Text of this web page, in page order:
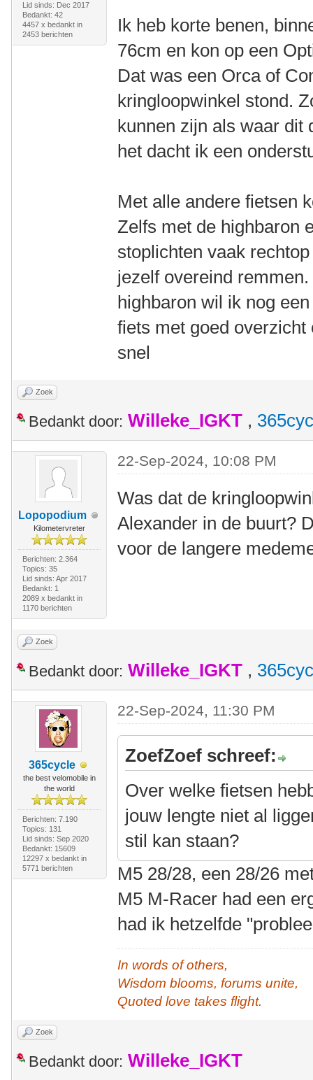
Lid sinds: Dec 2017
Bedankt: 42
4457 x bedankt in
2453 berichten
Ik heb korte benen,
76cm en kon op een
Dat was een Orca of
kringloopwinkel stond.
kunnen zijn als waar dit
het dacht ik een
Met alle andere fietsen
Zelfs met de highbaron
stoplichten vaak
jezelf overeind
highbaron wil ik nog
fiets met goed
snel
Zoek
Bedankt door: Willeke_IGKT ,
Lopopodium
Kilometervreter
Berichten: 2.364
Topics: 35
Lid sinds: Apr 2017
Bedankt: 1
2089 x bedankt in
1170 berichten
22-Sep-2024, 10:08 PM
Was dat de
Alexander in de buurt?
voor de langere
Zoek
Bedankt door: Willeke_IGKT ,
365cycle
the best velomobile in
the world
Berichten: 7.190
Topics: 131
Lid sinds: Sep 2020
Bedankt: 15609
12297 x bedankt in
5771 berichten
22-Sep-2024, 11:30 PM
ZoefZoef schreef:
Over welke fietsen
jouw lengte niet al
stil kan staan?
M5 28/28, een 28/26
M5 M-Racer had een
had ik hetzelfde
In words of others,
Wisdom blooms, forums unite,
Quoted love takes flight.
Zoek
Bedankt door: Willeke_IGKT